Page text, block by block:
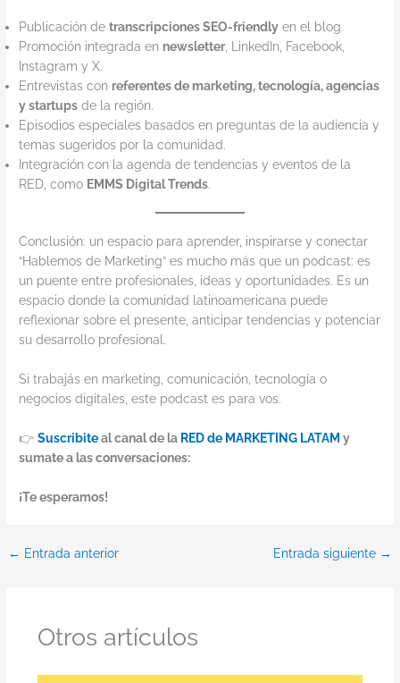
Publicación detranscripciones SEO-friendly en el blog.
Promoción integrada en newsletter, LinkedIn, Facebook,
Instagram y X.
Entrevistas con referentes de marketing, tecnología, agencias
y startups de la región.
Episodios especiales basados en preguntas de la audiencia y
temas sugeridos por la comunidad.
Integración con la agenda de tendencias y eventos de la
RED, como EMMS Digital Trends.
Conclusión: un espacio para aprender, inspirarse y conectar
“Hablemos de Marketing” es mucho más que un podcast: es
un puente entre profesionales, ideas y oportunidades. Es un
espacio donde la comunidad latinoamericana puede
reflexionar sobre el presente, anticipar tendencias y potenciar
su desarrollo profesional.
Si trabajás en marketing, comunicación, tecnología o
negocios digitales, este podcast es para vos.
👉Suscribiteal canal de la RED de MARKETING LATAM y
sumate a las conversaciones:
¡Te esperamos!
← Entrada anterior Entrada siguiente →
Otros artículos